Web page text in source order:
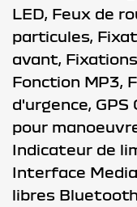
LED, Feux de
particules,
avant,
Fonction MP3,
d'urgence, GPS
pour
Indicateur de
Interface
libres